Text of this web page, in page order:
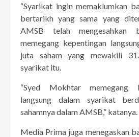
“Syarikat ingin memaklumkan
bertarikh yang sama yang
AMSB telah mengesahkan
memegang kepentingan
juta saham yang mewakili
syarikat itu.
“Syed Mokhtar memegang
langsung dalam syarikat
sahamnya dalam AMSB,” katanya.
Media Prima juga menegaskan